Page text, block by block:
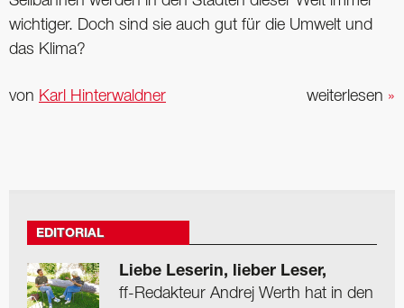
wichtiger. Doch sind sie auch gut für die Umwelt und
das Klima?
weiterlesen »
von Karl Hinterwaldner
EDITORIAL
Liebe Leserin, lieber Leser,
ff-Redakteur Andrej Werth hat in den